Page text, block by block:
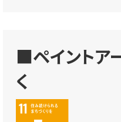
■ペイントア
く